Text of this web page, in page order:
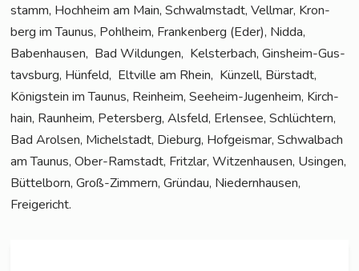
stamm, Hoch­heim am Main, Schwalm­stadt, Vell­mar, Kron­
berg im Tau­nus, Pohl­heim, Fran­ken­berg (Eder), Nid­da,
Baben­hau­sen, Bad Wil­dun­gen, Kels­ter­bach, Gins­heim-Gus­
tavs­burg, Hün­feld, Elt­ville am Rhein, Kün­zell, Bür­stadt,
König­stein im Tau­nus, Rein­heim, See­heim-Jugenheim, Kirch­
hain, Raun­heim, Peters­berg, Als­feld, Erlen­see, Schlüch­tern,
Bad Arol­sen, Michel­stadt, Die­burg, Hof­geis­mar, Schwal­bach
am Tau­nus, Ober-Ram­stadt, Fritz­lar, Wit­zen­hau­sen, Usin­gen,
Büt­tel­born, Groß-Zim­mern, Gründau, Nie­dern­hau­sen,
Freigericht.